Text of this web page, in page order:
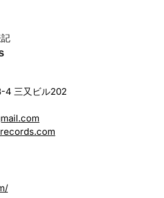
4 三又ビル202